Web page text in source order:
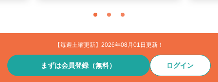
【毎週土曜更新】2026年08月01日更新！
まずは会員登録（無料） ログイン